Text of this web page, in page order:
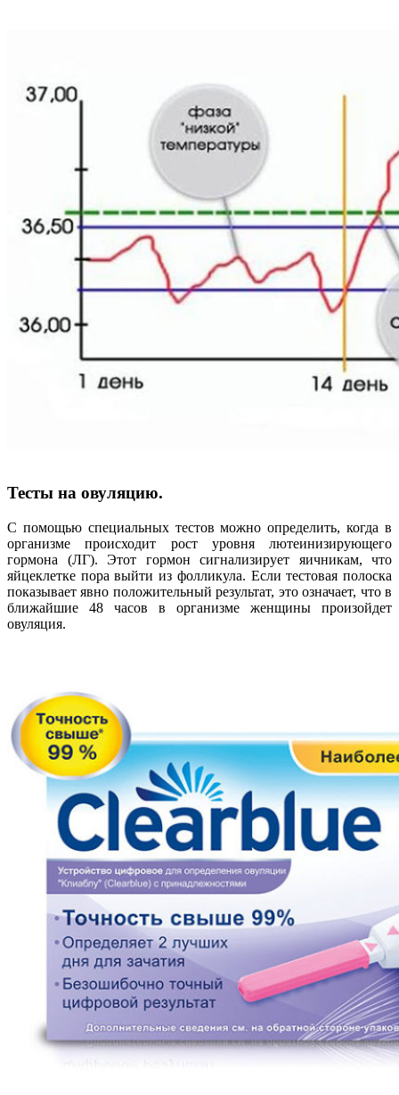
Тесты на овуляцию.
С помощью специальных тестов можно определить, когда в
организме происходит рост уровня лютеинизирующего
гормона (ЛГ). Этот гормон сигнализирует яичникам, что
яйцеклетке пора выйти из фолликула. Если тестовая полоска
показывает явно положительный результат, это означает, что в
ближайшие 48 часов в организме женщины произойдет
овуляция.